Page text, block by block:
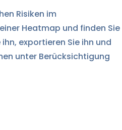
Risiken im
Heatmap und finden Sie
exportieren Sie ihn und
unter Berücksichtigung